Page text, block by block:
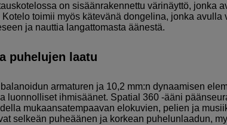
on sisäänrakennettu värinäyttö, jonka
toimii myös kätevänä dongelina, jonka avulla
ja nauttia langattomasta äänestä.
puhelujen laatu
armaturen ja 10,2 mm:n dynaamisen
luonnolliset ihmisäänet. Spatial 360 -ääni
mukaansatempaavan elokuvien, pelien ja
selkeän puheäänen ja korkean puhelunlaadun,